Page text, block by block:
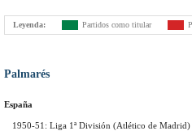
Leyenda: Partidos como titular
Palmarés
España
1950-51: Liga 1ª División (Atlético de Madrid)